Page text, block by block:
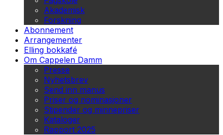
Akademisk
Forskning
Abonnement
Arrangementer
Elling bokkafé
Om Cappelen Damm
Presse
Nyhetsbrev
Send inn manus
Priser og nominasjoner
Stipender og minnepriser
Kataloger
Rapport 2025